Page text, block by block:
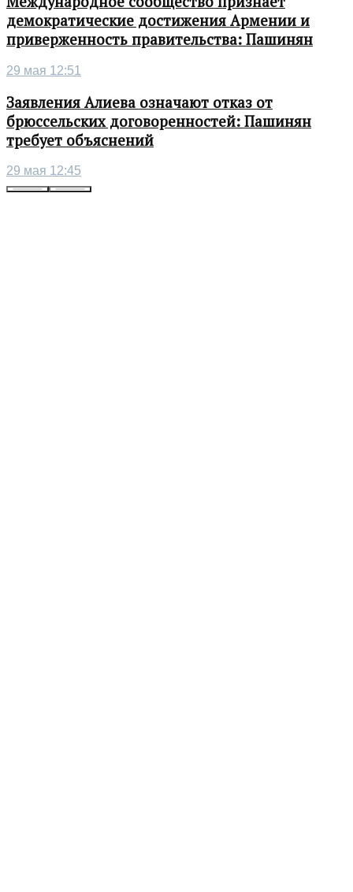
демократические достижения Армении и
приверженность правительства: Пашинян
29 мая 12:51
Заявления Алиева означают отказ от
брюссельских договоренностей: Пашинян
требует объяснений
29 мая 12:45